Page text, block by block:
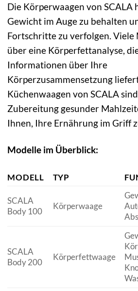
Die Körperwaagen von SCALA
Gewicht im Auge zu behalten
Fortschritte zu verfolgen. Viele
über eine Körperfettanalyse,
Informationen über Ihre
Körperzusammensetzung
Küchenwaagen von SCALA
Zubereitung gesunder
Ihnen, Ihre Ernährung im Griff
Modelle im Überblick:
MODELL TYP
SCALA
Body 100
Körperwaage
SCALA
Body 200
Körperfettwaage